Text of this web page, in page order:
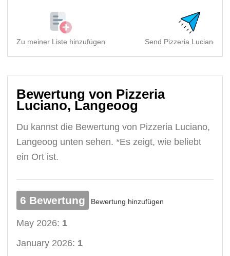
Zu meiner Liste hinzufügen Send Pizzeria Luciano,
Bewertung von Pizzeria
Luciano, Langeoog
Du kannst die Bewertung von Pizzeria Luciano,
Langeoog unten sehen. *Es zeigt, wie beliebt
ein Ort ist.
6 Bewertung Bewertung hinzufügen
May 2026: 1
January 2026: 1